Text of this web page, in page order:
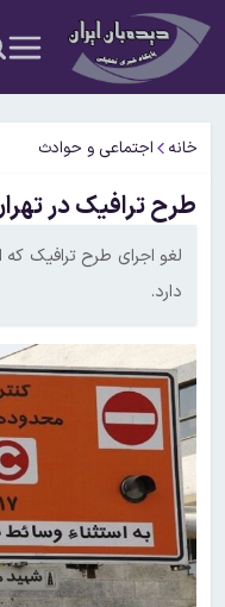
خانه اجتماعی و حوادث
طرح ترافیک در
لغو اجرای طرح ترافیک
دارد.